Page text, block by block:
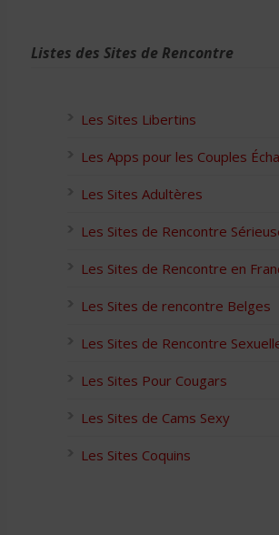
Listes des Sites de Rencontre
Les Sites Libertins
Les Apps pour les Couples
Les Sites Adultères
Les Sites de Rencontre
Les Sites de Rencontre en
Les Sites de rencontre Belges
Les Sites de Rencontre
Les Sites Pour Cougars
Les Sites de Cams Sexy
Les Sites Coquins